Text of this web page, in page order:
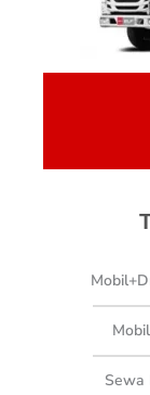
Sewa